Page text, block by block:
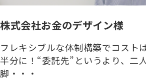
株式会社お金のデザイン様
フレキシブルな体制構築でコスト
半分に！“委託先”というより、二
脚・・・